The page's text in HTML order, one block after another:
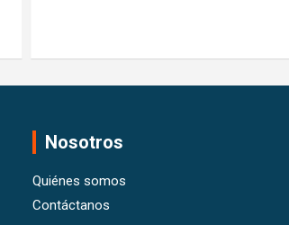
Nosotros
Quiénes somos
Contáctanos